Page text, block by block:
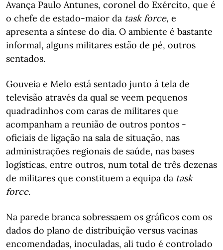
Avança Paulo Antunes, coronel do Exército, que é
o chefe de estado-maior da task force, e
apresenta a síntese do dia. O ambiente é bastante
informal, alguns militares estão de pé, outros
sentados.
Gouveia e Melo está sentado junto à tela de
televisão através da qual se veem pequenos
quadradinhos com caras de militares que
acompanham a reunião de outros pontos -
oficiais de ligação na sala de situação, nas
administrações regionais de saúde, nas bases
logísticas, entre outros, num total de três dezenas
de militares que constituem a equipa da task
force.
Na parede branca sobressaem os gráficos com os
dados do plano de distribuição versus vacinas
encomendadas, inoculadas, ali tudo é controlado